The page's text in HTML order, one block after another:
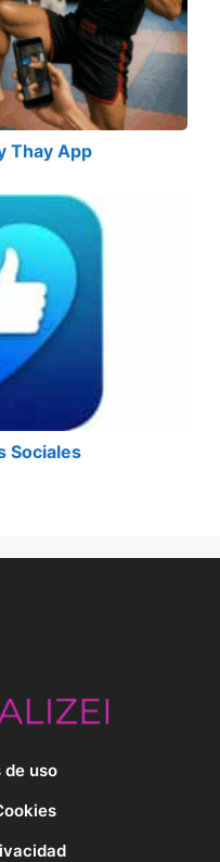
Thay App
Sociales
de uso